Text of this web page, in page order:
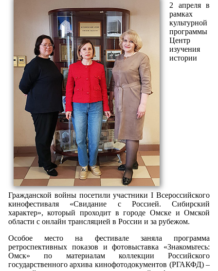
2 апреля в
рамках
культурной
программы
Центр
изучения
истории
Гражданской войны посетили участники I Всероссийского
кинофестиваля «Свидание с Россией. Сибирский
характер», который проходит в городе Омске и Омской
области с онлайн трансляцией в России и за рубежом.
Особое место на фестивале заняла программа
ретроспективных показов и фотовыставка «Знакомьтесь:
Омск» по материалам коллекции Российского
государственного архива кинофотодокументов (РГАКФД) –